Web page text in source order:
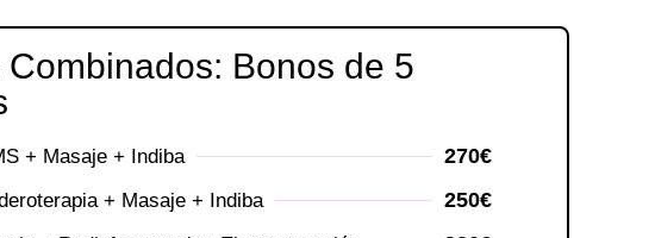
Combinados: Bonos de 5
+ Masaje + Indiba 270€
+ Masaje + Indiba 250€